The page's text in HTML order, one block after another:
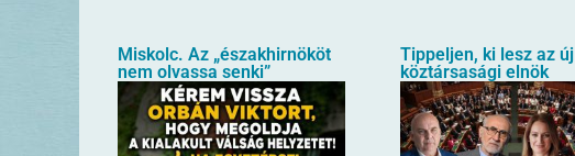
Miskolc. Az „északhirnököt
nem olvassa senki”
Tippeljen, ki lesz az új
köztársasági elnök